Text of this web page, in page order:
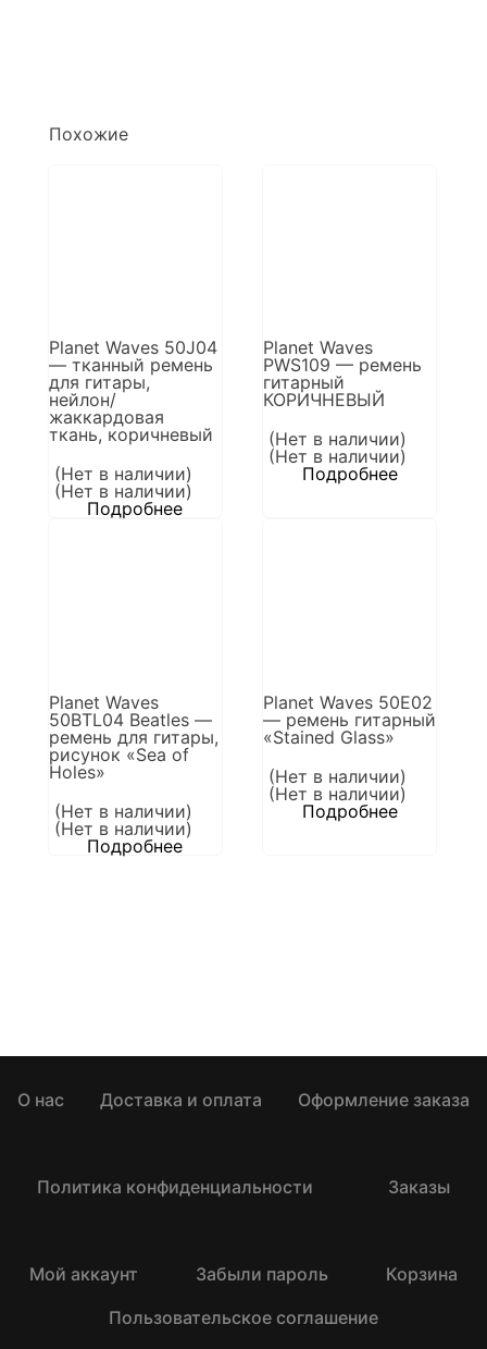
Похожие
Planet Waves 50J04
— тканный ремень
для гитары,
нейлон/
жаккардовая
ткань, коричневый
(Нет в наличии)
(Нет в наличии)
Подробнее
Planet Waves
PWS109 — ремень
гитарный
КОРИЧНЕВЫЙ
(Нет в наличии)
(Нет в наличии)
Подробнее
Planet Waves
50BTL04 Beatles —
ремень для гитары,
рисунок «Sea of
Holes»
(Нет в наличии)
(Нет в наличии)
Подробнее
Planet Waves 50E02
— ремень гитарный
«Stained Glass»
(Нет в наличии)
(Нет в наличии)
Подробнее
О нас Доставка и оплата Оформление заказа
Политика конфиденциальности Заказы
Мой аккаунт Забыли пароль
Корзина
Пользовательское соглашение